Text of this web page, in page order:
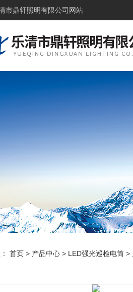
市鼎轩照明有限公司网站
首页 > 产品中心 > LED强光巡检电筒 >